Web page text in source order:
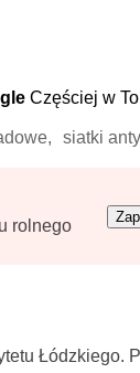
Częściej w
siatki
rolnego
Łódzkiego.